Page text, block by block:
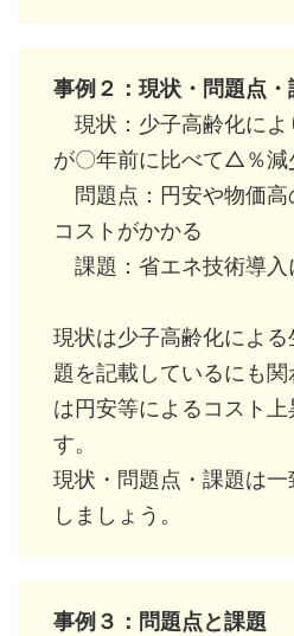
事例２：現状・問題点
現状：少子高齢化によ
が〇年前に比べて△％減
問題点：円安や物価高
コストがかかる
課題：省エネ技術導入
現状は少子高齢化によ
題を記載しているにも
は円安等によるコスト上
す。
現状・問題点・課題は
しましょう。
事例３：問題点と課題